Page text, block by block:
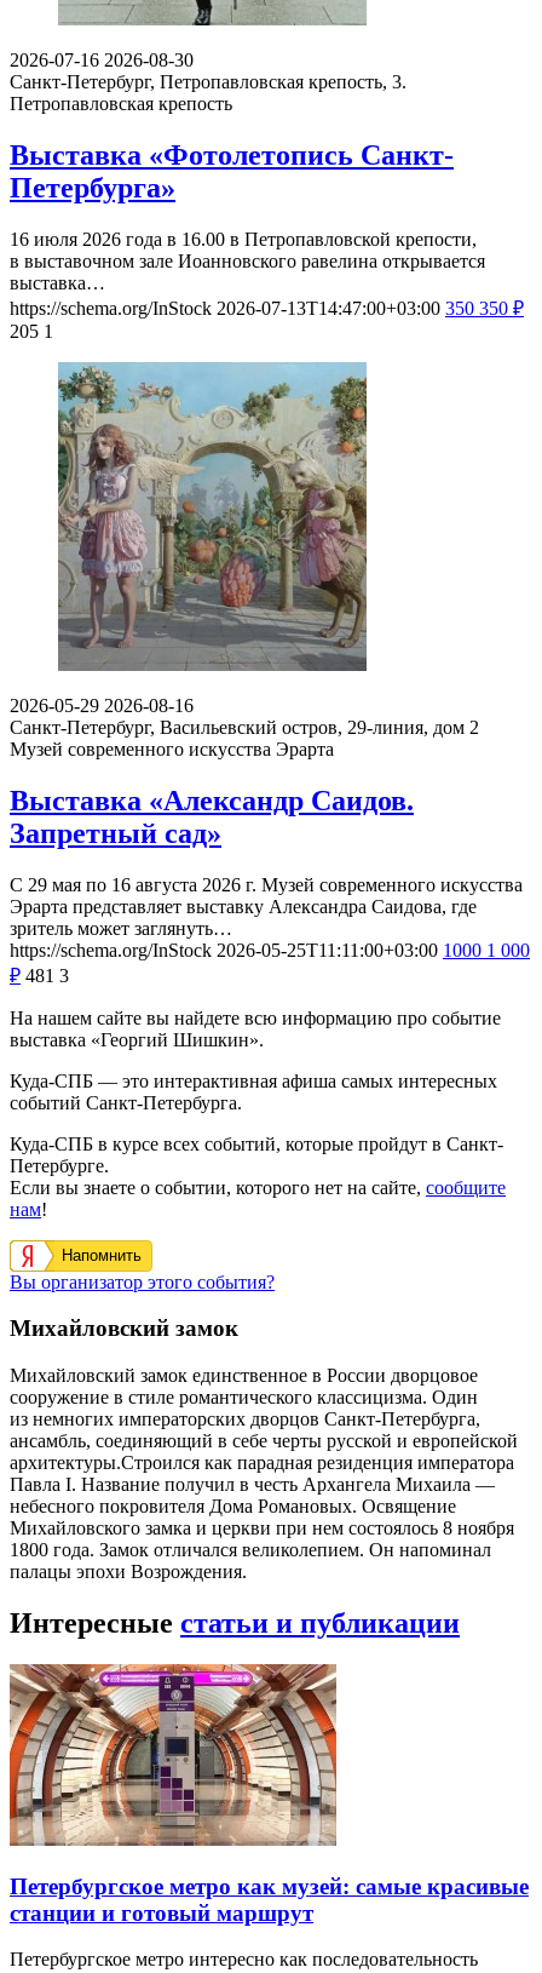
2026-07-16 2026-08-30
Санкт-Петербург, Петропавловская крепость, 3.
Петропавловская крепость
Выставка «Фотолетопись Санкт-
Петербурга»
16 июля 2026 года в 16.00 в Петропавловской крепости,
в выставочном зале Иоанновского равелина открывается
выставка…
https://schema.org/InStock 2026-07-13T14:47:00+03:00 350 350 ₽
205 1
2026-05-29 2026-08-16
Санкт-Петербург, Васильевский остров, 29-линия, дом 2
Музей современного искусства Эрарта
Выставка «Александр Саидов.
Запретный сад»
С 29 мая по 16 августа 2026 г. Музей современного искусства
Эрарта представляет выставку Александра Саидова, где
зритель может заглянуть…
https://schema.org/InStock 2026-05-25T11:11:00+03:00 1000 1 000
₽ 481 3
На нашем сайте вы найдете всю информацию про событие
выставка «Георгий Шишкин».
Куда-СПБ — это интерактивная афиша самых интересных
событий Санкт-Петербурга.
Куда-СПБ в курсе всех событий, которые пройдут в Санкт-
Петербурге.
Если вы знаете о событии, которого нет на сайте, сообщите
нам!
Напомнить
Вы организатор этого события?
Михайловский замок
Михайловский замок единственное в России дворцовое
сооружение в стиле романтического классицизма. Один
из немногих императорских дворцов Санкт-Петербурга,
ансамбль, соединяющий в себе черты русской и европейской
архитектуры.Строился как парадная резиденция императора
Павла I. Название получил в честь Архангела Михаила —
небесного покровителя Дома Романовых. Освящение
Михайловского замка и церкви при нем состоялось 8 ноября
1800 года. Замок отличался великолепием. Он напоминал
палацы эпохи Возрождения.
Интересные статьи и публикации
Петербургское метро как музей: самые красивые
станции и готовый маршрут
Петербургское метро интересно как последовательность